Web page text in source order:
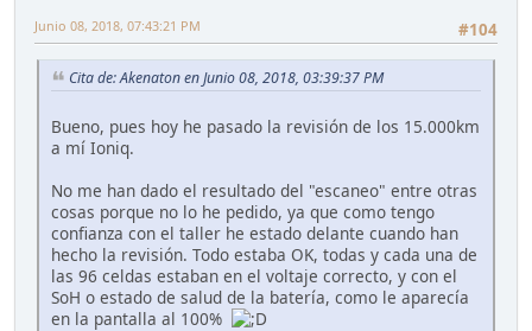
#104
Junio 08, 2018, 07:43:21 PM
Cita de: Akenaton en Junio 08, 2018, 03:39:37 PM
Bueno, pues hoy he pasado la revisión de los 15.000km
a mí Ioniq.
No me han dado el resultado del "escaneo" entre otras
cosas porque no lo he pedido, ya que como tengo
confianza con el taller he estado delante cuando han
hecho la revisión. Todo estaba OK, todas y cada una de
las 96 celdas estaban en el voltaje correcto, y con el
SoH o estado de salud de la batería, como le aparecía
en la pantalla al 100%